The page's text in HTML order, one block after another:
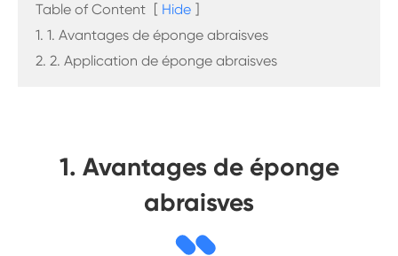
Table of Content [ Hide ]
1. 1. Avantages de éponge abraisves
2. 2. Application de éponge abraisves
1. Avantages de éponge
abraisves